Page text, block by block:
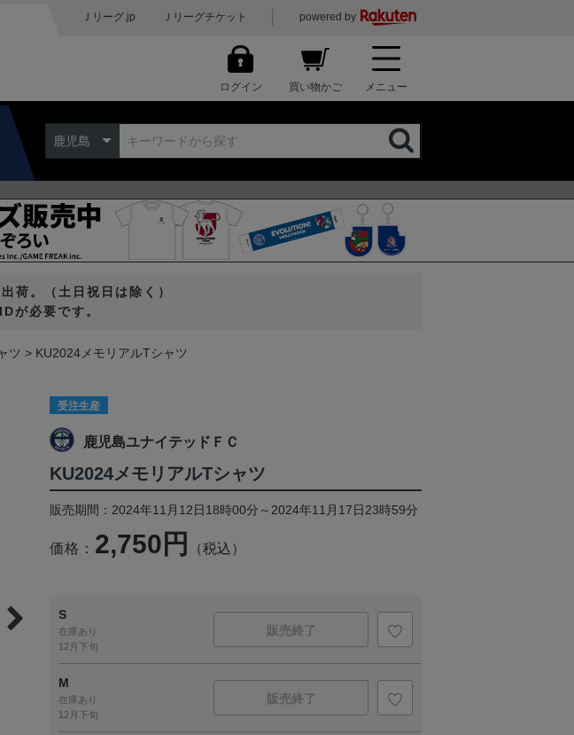
Ｊリーグ.jp Ｊリーグチケット powered by
ログイン 買い物かご メニュー
鹿児島
荷。（土日祝日は除く）
が必要です。
ツ KU2024メモリアルTシャツ
受注生産
鹿児島ユナイテッドＦＣ
KU2024メモリアルTシャツ
販売期間：2024年11月12日18時00分～2024年11月17日23時59分
価格： 2,750円 （税込）
S
在庫あり
12月下旬
販売終了
M
在庫あり
12月下旬
販売終了